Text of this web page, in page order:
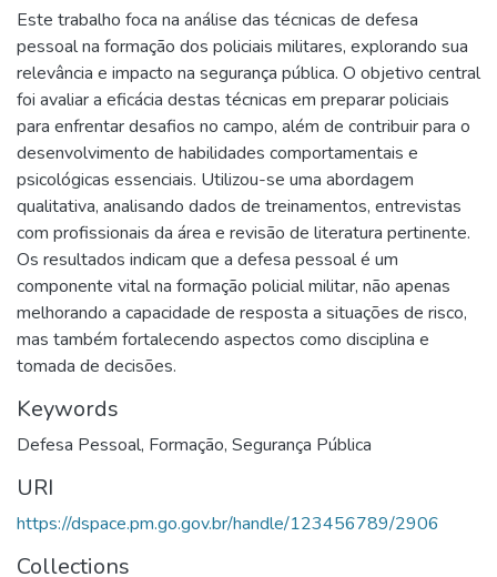
Este trabalho foca na análise das técnicas de defesa
pessoal na formação dos policiais militares, explorando sua
relevância e impacto na segurança pública. O objetivo central
foi avaliar a eficácia destas técnicas em preparar policiais
para enfrentar desafios no campo, além de contribuir para o
desenvolvimento de habilidades comportamentais e
psicológicas essenciais. Utilizou-se uma abordagem
qualitativa, analisando dados de treinamentos, entrevistas
com profissionais da área e revisão de literatura pertinente.
Os resultados indicam que a defesa pessoal é um
componente vital na formação policial militar, não apenas
melhorando a capacidade de resposta a situações de risco,
mas também fortalecendo aspectos como disciplina e
tomada de decisões.
Keywords
Defesa Pessoal, Formação, Segurança Pública
URI
https://dspace.pm.go.gov.br/handle/123456789/2906
Collections